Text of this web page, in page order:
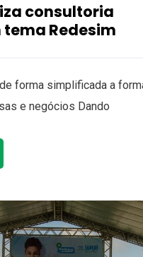
consultoria
tema Redesim
forma simplificada a
e negócios Dando